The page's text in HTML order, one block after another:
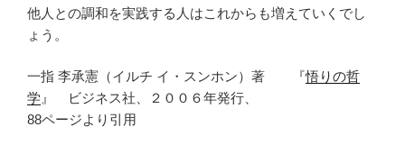
他人との調和を実践する人はこれからも増えていくでし
ょう。
一指 李承憲（イルチ イ・スンホン）著 『悟りの哲
学 』 ビジネス社、２００６年発行、
88ページより引用